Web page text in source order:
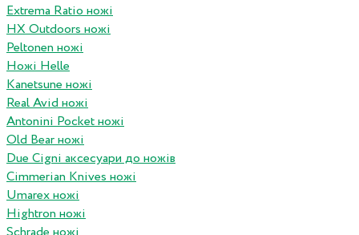
Extrema Ratio ножі
HX Outdoors ножі
Peltonen ножі
Ножі Helle
Kanetsune ножі
Real Avid ножі
Antonini Pocket ножі
Old Bear ножі
Due Cigni аксесуари до ножів
Cimmerian Knives ножі
Umarex ножі
Hightron ножі